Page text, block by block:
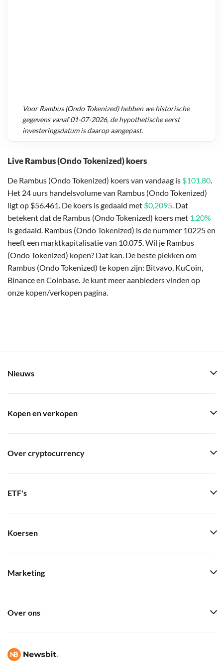
Live Rambus (Ondo Tokenized) koers
De Rambus (Ondo Tokenized) koers van vandaag is $101,80.
Het 24 uurs handelsvolume van Rambus (Ondo Tokenized)
ligt op $56.461. De koers is gedaald met $0,2095. Dat
betekent dat de Rambus (Ondo Tokenized) koers met 1,20%
is gedaald. Rambus (Ondo Tokenized) is de nummer 10225 en
heeft een marktkapitalisatie van 10.075. Wil je Rambus
(Ondo Tokenized) kopen? Dat kan. De beste plekken om
Rambus (Ondo Tokenized) te kopen zijn: Bitvavo, KuCoin,
Binance en Coinbase. Je kunt meer aanbieders vinden op
onze kopen/verkopen pagina.
VoorRambus (Ondo Tokenized)hebben we historische
gegevens vanaf01-07-2026, de hypothetische eerst
investeringsdatum is daarop aangepast.
Nieuws
Kopen en verkopen
Over cryptocurrency
ETF's
Koersen
Marketing
Over ons